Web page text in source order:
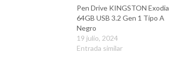
Pen Drive KINGSTON Exodia
64GB USB 3.2 Gen 1 Tipo A
Negro
19 julio, 2024
Entrada similar